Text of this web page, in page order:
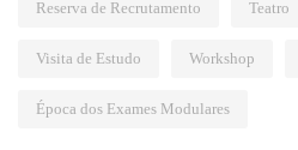
Reserva de Recrutamento Teatro
Visita de Estudo Workshop
Época dos Exames Modulares